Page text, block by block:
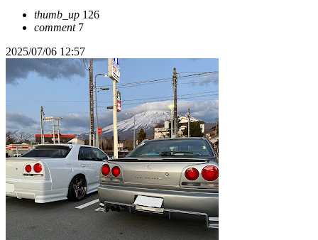
thumb_up 126
comment7
2025/07/06 12:57